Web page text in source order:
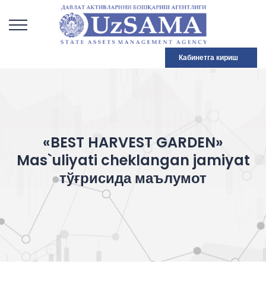
Кабинетга кириш
«BEST HARVEST GARDEN»
Mas`uliyati cheklangan jamiyat
тўғрисида маълумот